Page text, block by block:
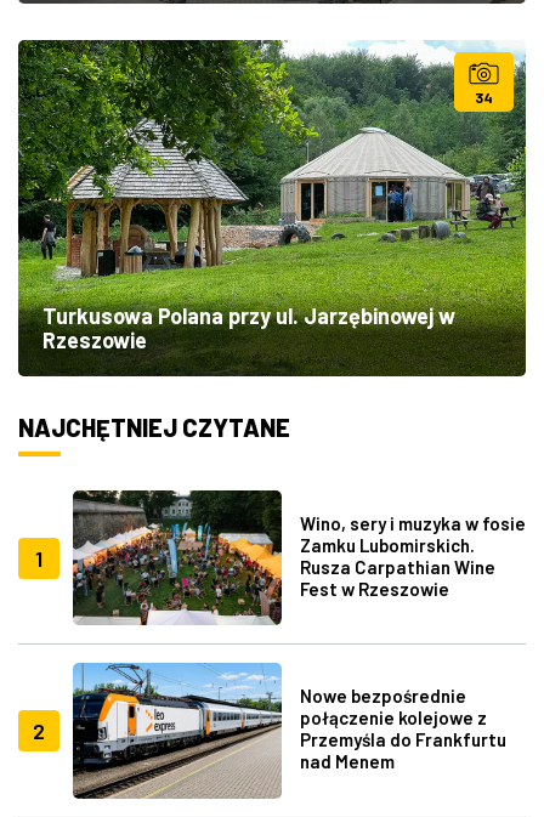
34
Turkusowa Polana przy ul. Jarzębinowej w
Rzeszowie
NAJCHĘTNIEJ CZYTANE
1
Wino, sery i muzyka w fosie
Zamku Lubomirskich.
Rusza Carpathian Wine
Fest w Rzeszowie
2
Nowe bezpośrednie
połączenie kolejowe z
Przemyśla do Frankfurtu
nad Menem